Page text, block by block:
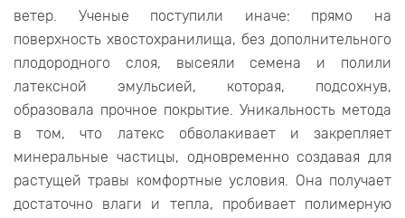
ветер. Ученые поступили иначе: прямо на
поверхность хвостохранилища, без дополнительного
плодородного слоя, высеяли семена и полили
латексной эмульсией, которая, подсохнув,
образовала прочное покрытие. Уникальность метода
в том, что латекс обволакивает и закрепляет
минеральные частицы, одновременно создавая для
растущей травы комфортные условия. Она получает
достаточно влаги и тепла, пробивает полимерную